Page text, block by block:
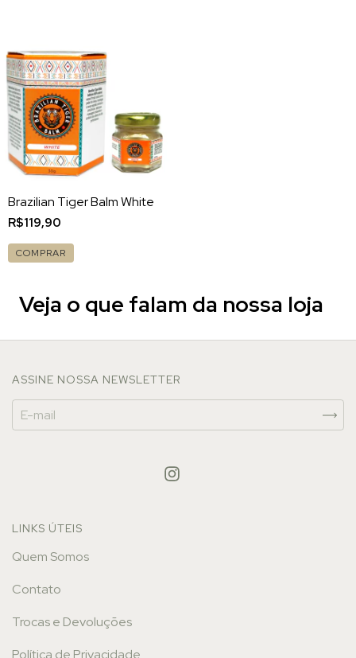
Brazilian Tiger Balm White
R$119,90
COMPRAR
Veja o que falam da nossa loja
ASSINE NOSSA NEWSLETTER
LINKS ÚTEIS
Quem Somos
Contato
Trocas e Devoluções
Política de Privacidade